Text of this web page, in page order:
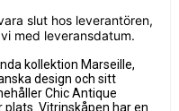
slut hos leverantören,
med leveransdatum.
kollektion Marseille,
design och sitt
Chic Antique
plats. Vitrinskåpen har en